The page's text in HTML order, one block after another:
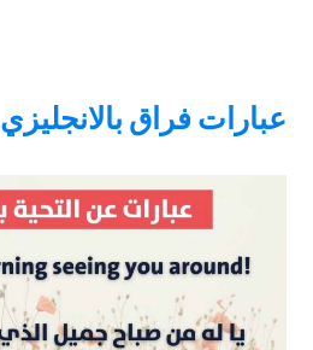
عبارات فراق بالانجليزي